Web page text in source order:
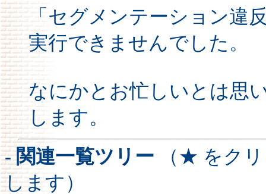
「セグメンテーション違
実行できませんでした。
なにかとお忙しいとは思
します。
- 関連一覧ツリー （★ をク
します）